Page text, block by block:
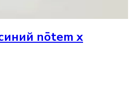
nōtem x